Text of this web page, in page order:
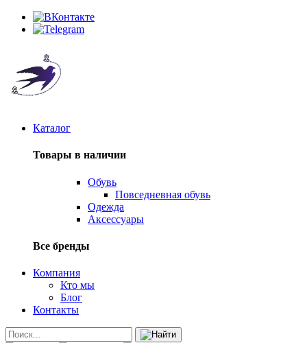
Каталог
Товары в наличии
Обувь
Повседневная обувь
Одежда
Аксессуары
Все бренды
Компания
Кто мы
Блог
Контакты